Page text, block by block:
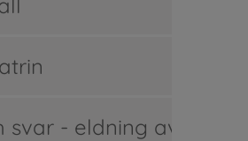
svar - eldning av